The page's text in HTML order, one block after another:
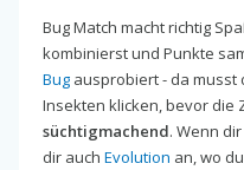
Bug Match macht richtig
kombinierst und Punkte
Bug ausprobiert - da musst
Insekten klicken, bevor die
süchtigmachend. Wenn
dir auch Evolution an, wo